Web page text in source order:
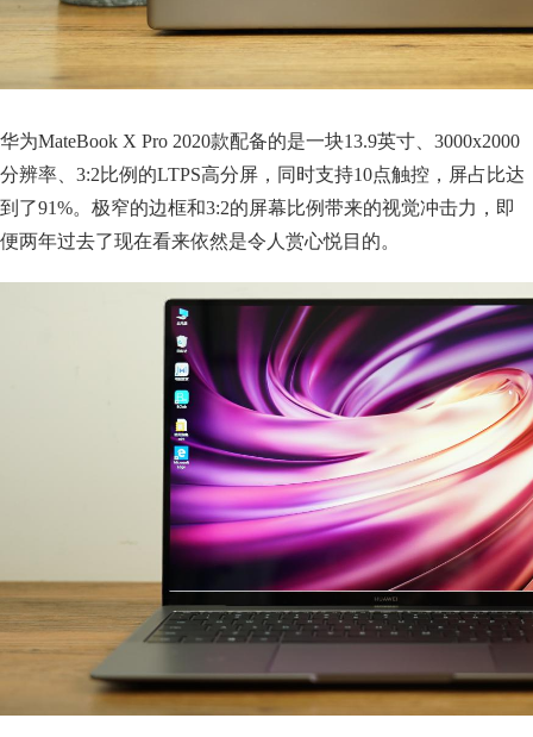
华为MateBook X Pro 2020款配备的是一块13.9英寸、3000x2000
分辨率、3:2比例的LTPS高分屏，同时支持10点触控，屏占比达
到了91%。极窄的边框和3:2的屏幕比例带来的视觉冲击力，即
便两年过去了现在看来依然是令人赏心悦目的。